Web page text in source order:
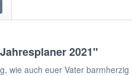
2021"
wie auch euer Vater barmherzig